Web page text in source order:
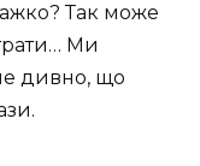
Так може
Ми
дивно, що